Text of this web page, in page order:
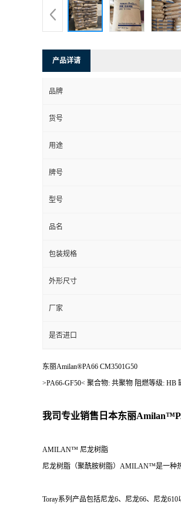
产品详请
品牌
货号
用途
牌号
型号
品名
包装规格
外形尺寸
厂家
是否进口
东丽Amilan®PA66 CM3501G50
>PA66-GF50< 聚合物: 共聚物 阻燃等级: HB
我司专业销售日本东丽
AMILAN™ 尼龙树脂
尼龙树脂（聚酰胺树脂）AMILAN™是一种
Toray系列产品包括尼龙6、尼龙66、尼龙